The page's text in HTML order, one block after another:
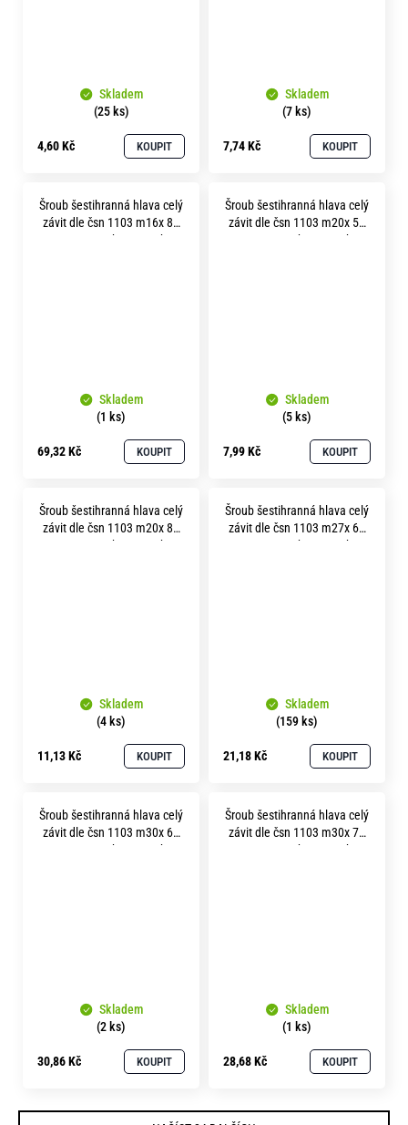
Skladem
(25 ks)
4,60 Kč KOUPIT
Skladem
(7 ks)
7,74 Kč KOUPIT
Šroub šestihranná hlava celý
závit dle čsn 1103 m16x 85
pevnost 5.6 bez povrchu
Skladem
(1 ks)
69,32 Kč KOUPIT
Šroub šestihranná hlava celý
závit dle čsn 1103 m20x 50
pevnost 5.8 bez povrchu
Skladem
(5 ks)
7,99 Kč KOUPIT
Šroub šestihranná hlava celý
závit dle čsn 1103 m20x 80
pevnost 5.8 bez povrchu
Skladem
(4 ks)
11,13 Kč KOUPIT
Šroub šestihranná hlava celý
závit dle čsn 1103 m27x 60
pevnost 5.8 bez povrchu
Skladem
(159 ks)
21,18 Kč KOUPIT
Šroub šestihranná hlava celý
závit dle čsn 1103 m30x 65
pevnost 5.8 bez povrchu
Skladem
(2 ks)
30,86 Kč KOUPIT
Šroub šestihranná hlava celý
závit dle čsn 1103 m30x 70
pevnost 5.8 bez povrchu
Skladem
(1 ks)
28,68 Kč KOUPIT